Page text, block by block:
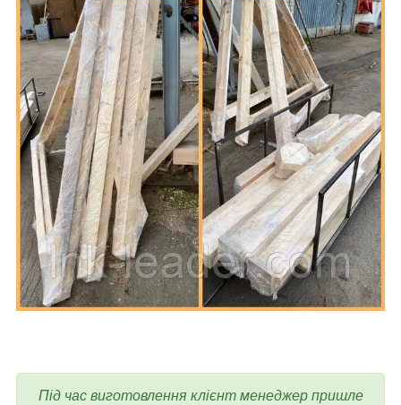
Під час виготовлення клієнт менеджер пришле